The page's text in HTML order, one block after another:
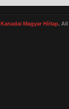
Kanadai Magyar Hírlap. All